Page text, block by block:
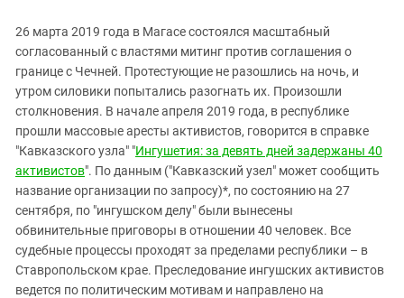
26 марта 2019 года в Магасе состоялся масштабный
согласованный с властями митинг против соглашения о
границе с Чечней. Протестующие не разошлись на ночь, и
утром силовики попытались разогнать их. Произошли
столкновения. В начале апреля 2019 года, в республике
прошли массовые аресты активистов, говорится в справке
"Кавказского узла" "Ингушетия: за девять дней задержаны 40
активистов". По данным ("Кавказский узел" может сообщить
название организации по запросу)*, по состоянию на 27
сентября, по "ингушском делу" были вынесены
обвинительные приговоры в отношении 40 человек. Все
судебные процессы проходят за пределами республики – в
Ставропольском крае. Преследование ингушских активистов
ведется по политическим мотивам и направлено на